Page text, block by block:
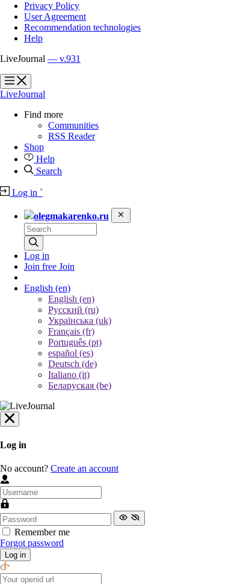
Privacy Policy
User Agreement
Recommendation technologies
Help
LiveJournal — v.931
?
?
LiveJournal
Find more
Communities
RSS Reader
Shop
Help
Search
Log in `
olegmakarenko.ru
Log in
Join free Join
English (en)
English (en)
Русский (ru)
Українська (uk)
Français (fr)
Português (pt)
español (es)
Deutsch (de)
Italiano (it)
Беларуская (be)
Log in
No account? Create an account
Remember me
Forgot password
Log in